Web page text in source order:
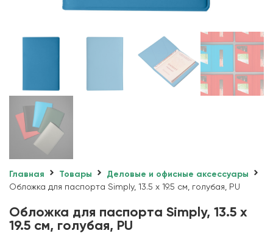
Главная Товары
Деловые и офисные аксессуары
Обложка для паспорта Simply, 13.5 х 19.5 см, голубая, PU
Обложка для паспорта Simply, 13.5 х
19.5 см, голубая, PU